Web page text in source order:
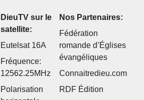
DieuTV sur le
satellite:
Eutelsat 16A
Fréquence:
12562.25MHz
Polarisation
Nos Partenaires:
Fédération
romande d’Églises
évangéliques
Connaitredieu.com
RDF Édition